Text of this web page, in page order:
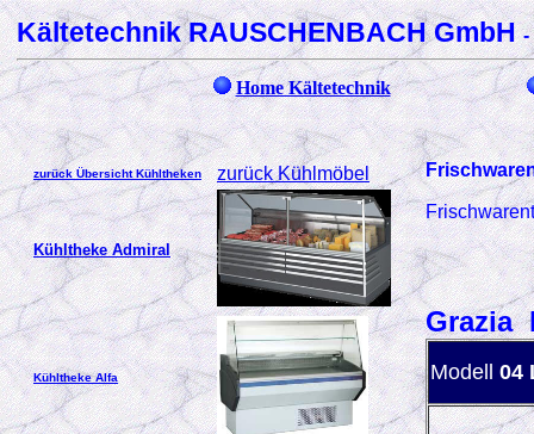
Kältetechnik RAUSCHENBACH GmbH-
Home Kältetechnik
zurück Übersicht Kühltheken zurück Kühlmöbel
Kühltheke Admiral
Kühltheke Alfa
Grazia
Modell 04